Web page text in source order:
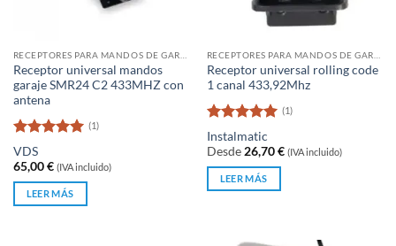
RECEPTORES PARA MANDOS DE GARAJE
Receptor universal mandos
garaje SMR24 C2 433MHZ con
antena
Valorado
con5 de 5
(1)
VDS
65,00€ (IVA incluido)
LEER MÁS
RECEPTORES PARA MANDOS DE GARAJE
Receptor universal rolling code
1 canal 433,92Mhz
Valorado
con5de 5
(1)
Instalmatic
Desde 26,70€ (IVA incluido)
LEER MÁS